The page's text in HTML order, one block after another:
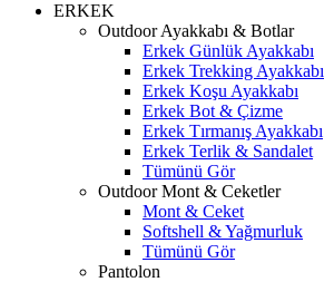
ERKEK
Outdoor Ayakkabı & Botlar
Erkek Günlük Ayakkabı
Erkek Trekking Ayakkabı
Erkek Koşu Ayakkabı
Erkek Bot & Çizme
Erkek Tırmanış Ayakkabı
Erkek Terlik & Sandalet
Tümünü Gör
Outdoor Mont & Ceketler
Mont & Ceket
Softshell & Yağmurluk
Tümünü Gör
Pantolon